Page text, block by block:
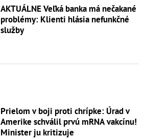
AKTUÁLNE Veľká banka má nečakané
problémy: Klienti hlásia nefunkčné
služby
Prielom v boji proti chrípke: Úrad v
Amerike schválil prvú mRNA vakcínu!
Minister ju kritizuje